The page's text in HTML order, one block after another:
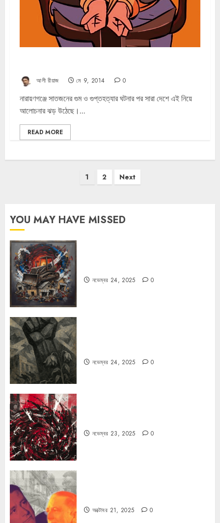
আলী রীয়াজ মে 9, 2014 0
নারায়ণগঞ্জে সাতজনের গুম ও গুপ্তহত্যার ঘটনার পর সারা দেশে এই নিয়ে
আলোচনার ঝড় উঠেছে।...
READ MORE
1 2 Next
YOU MAY HAVE MISSED
নভেম্বর 24, 2025 0
নভেম্বর 24, 2025 0
নভেম্বর 23, 2025 0
অক্টোবর 21, 2025 0